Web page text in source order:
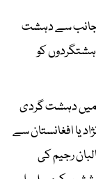
جانب سے دہشت
کو
میں دہشت گردی
نژاد یا افغانستان سے
رجیم کی